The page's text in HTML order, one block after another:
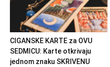
CIGANSKE KARTE za OVU
SEDMICU: Karte otkrivaju
jednom znaku SKRIVENU